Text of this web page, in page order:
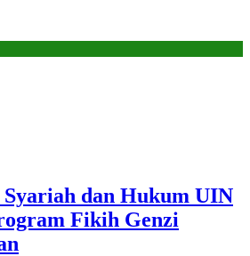
dan Hukum UIN
Fikih Genzi